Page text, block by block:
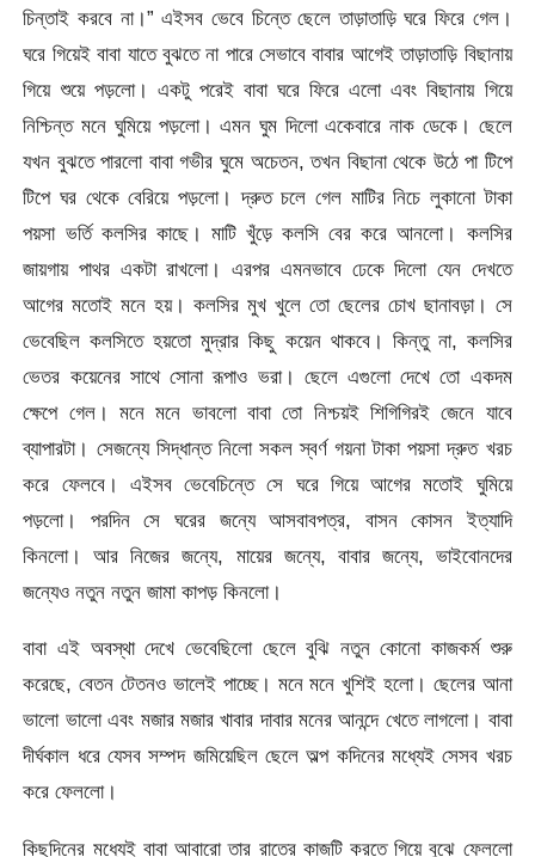
চিন্তাই করবে না।” এইসব ভেবে চিন্তে ছেলে তাড়াতাড়ি ঘরে ফিরে গেল।
ঘরে গিয়েই বাবা যাতে বুঝতে না পারে সেভাবে বাবার আগেই তাড়াতাড়ি বিছানায়
গিয়ে শুয়ে পড়লো। একটু পরেই বাবা ঘরে ফিরে এলো এবং বিছানায় গিয়ে
নিশ্চিন্ত মনে ঘুমিয়ে পড়লো। এমন ঘুম দিলো একেবারে নাক ডেকে। ছেলে
যখন বুঝতে পারলো বাবা গভীর ঘুমে অচেতন, তখন বিছানা থেকে উঠে পা টিপে
টিপে ঘর থেকে বেরিয়ে পড়লো। দ্রুত চলে গেল মাটির নিচে লুকানো টাকা
পয়সা ভর্তি কলসির কাছে। মাটি খুঁড়ে কলসি বের করে আনলো। কলসির
জায়গায় পাথর একটা রাখলো। এরপর এমনভাবে ঢেকে দিলো যেন দেখতে
আগের মতোই মনে হয়। কলসির মুখ খুলে তো ছেলের চোখ ছানাবড়া। সে
ভেবেছিল কলসিতে হয়তো মুদ্রার কিছু কয়েন থাকবে। কিন্তু না, কলসির
ভেতর কয়েনের সাথে সোনা রূপাও ভরা। ছেলে এগুলো দেখে তো একদম
ক্ষেপে গেল। মনে মনে ভাবলো বাবা তো নিশ্চয়ই শিগিগিরই জেনে যাবে
ব্যাপারটা। সেজন্যে সিদ্ধান্ত নিলো সকল স্বর্ণ গয়না টাকা পয়সা দ্রুত খরচ
করে ফেলবে। এইসব ভেবেচিন্তে সে ঘরে গিয়ে আগের মতোই ঘুমিয়ে
পড়লো। পরদিন সে ঘরের জন্যে আসবাবপত্র, বাসন কোসন ইত্যাদি
কিনলো। আর নিজের জন্যে, মায়ের জন্যে, বাবার জন্যে, ভাইবোনদের
জন্যেও নতুন নতুন জামা কাপড় কিনলো।
বাবা এই অবস্থা দেখে ভেবেছিলো ছেলে বুঝি নতুন কোনো কাজকর্ম শুরু
করেছে, বেতন টেতনও ভালেই পাচ্ছে। মনে মনে খুশিই হলো। ছেলের আনা
ভালো ভালো এবং মজার মজার খাবার দাবার মনের আনন্দে খেতে লাগলো। বাবা
দীর্ঘকাল ধরে যেসব সম্পদ জমিয়েছিল ছেলে অল্প কদিনের মধ্যেই সেসব খরচ
করে ফেললো।
কিছুদিনের মধ্যেই বাবা আবারো তার রাতের কাজটি করতে গিয়ে বুঝে ফেললো